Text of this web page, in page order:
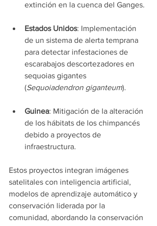
extinción en la cuenca del Ganges.
Estados Unidos: Implementación
de un sistema de alerta temprana
para detectar infestaciones de
escarabajos descortezadores en
sequoias gigantes
(Sequoiadendron giganteum).
Guinea: Mitigación de la alteración
de los hábitats de los chimpancés
debido a proyectos de
infraestructura.
Estos proyectos integran imágenes
satelitales con inteligencia artificial,
modelos de aprendizaje automático y
conservación liderada por la
comunidad, abordando la conservación